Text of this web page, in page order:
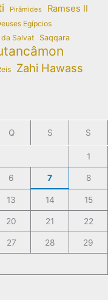
Pirâmides Ramses II
Egípcios
Salvat
Saqqara
Zahi Hawass
Q S S
1
6 7 8
13 14 15
20 21 22
27 28 29